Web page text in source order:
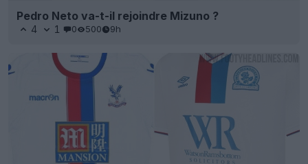
Pedro Neto va-t-il rejoindre Mizuno ?
4 1 0 500 9h